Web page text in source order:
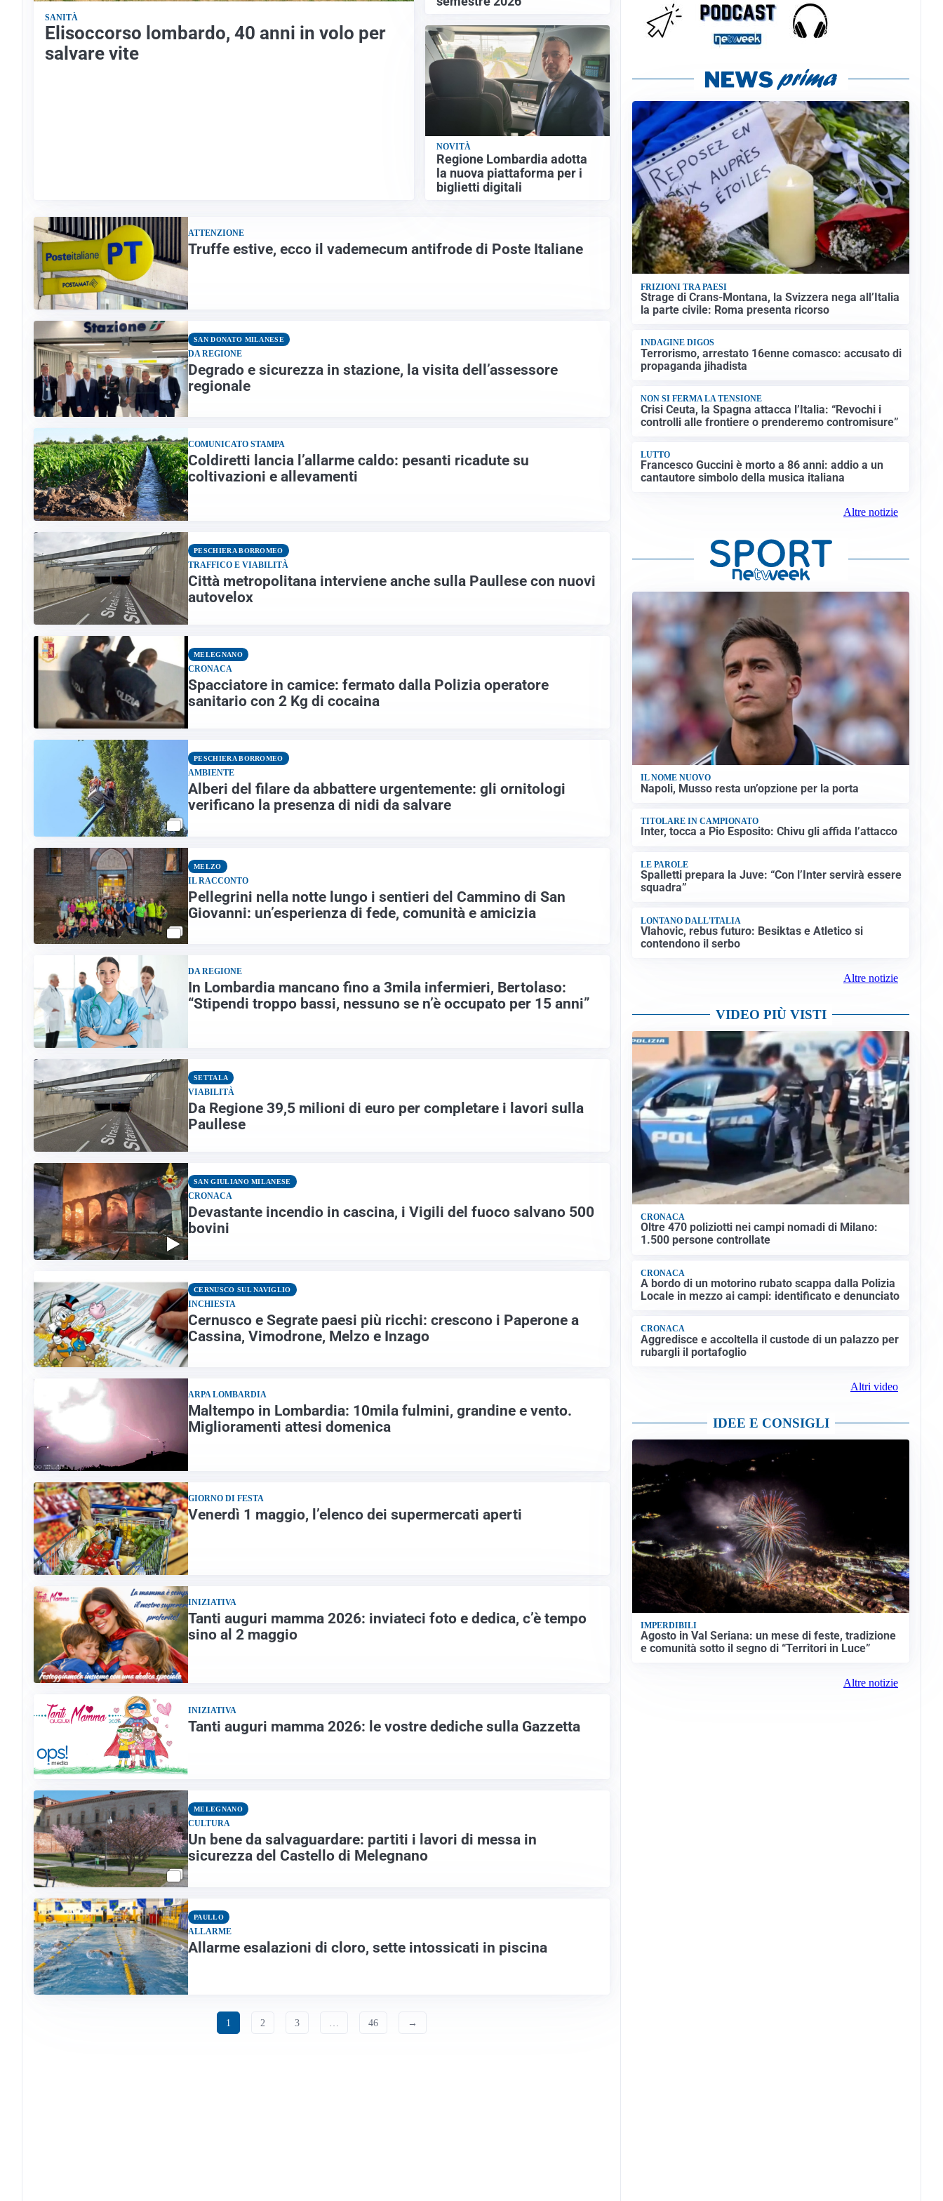
SANITÀ
Elisoccorso lombardo, 40 anni in volo per
salvare vite
NOVITÀ
Regione Lombardia adotta
la nuova piattaforma per i
biglietti digitali
ATTENZIONE
Truffe estive, ecco il vademecum antifrode di Poste Italiane
SAN DONATO MILANESE
DA REGIONE
Degrado e sicurezza in stazione, la visita dell’assessore
regionale
COMUNICATO STAMPA
Coldiretti lancia l’allarme caldo: pesanti ricadute su
coltivazioni e allevamenti
PESCHIERA BORROMEO
TRAFFICO E VIABILITÀ
Città metropolitana interviene anche sulla Paullese con nuovi
autovelox
MELEGNANO
CRONACA
Spacciatore in camice: fermato dalla Polizia operatore
sanitario con 2 Kg di cocaina
PESCHIERA BORROMEO
AMBIENTE
Alberi del filare da abbattere urgentemente: gli ornitologi
verificano la presenza di nidi da salvare
MELZO
IL RACCONTO
Pellegrini nella notte lungo i sentieri del Cammino di San
Giovanni: un’esperienza di fede, comunità e amicizia
DA REGIONE
In Lombardia mancano fino a 3mila infermieri, Bertolaso:
“Stipendi troppo bassi, nessuno se n’è occupato per 15 anni”
SETTALA
VIABILITÀ
Da Regione 39,5 milioni di euro per completare i lavori sulla
Paullese
SAN GIULIANO MILANESE
CRONACA
Devastante incendio in cascina, i Vigili del fuoco salvano 500
bovini
CERNUSCO SUL NAVIGLIO
INCHIESTA
Cernusco e Segrate paesi più ricchi: crescono i Paperone a
Cassina, Vimodrone, Melzo e Inzago
ARPA LOMBARDIA
Maltempo in Lombardia: 10mila fulmini, grandine e vento.
Miglioramenti attesi domenica
GIORNO DI FESTA
Venerdì 1 maggio, l’elenco dei supermercati aperti
INIZIATIVA
Tanti auguri mamma 2026: inviateci foto e dedica, c’è tempo
sino al 2 maggio
INIZIATIVA
Tanti auguri mamma 2026: le vostre dediche sulla Gazzetta
MELEGNANO
CULTURA
Un bene da salvaguardare: partiti i lavori di messa in
sicurezza del Castello di Melegnano
PAULLO
ALLARME
Allarme esalazioni di cloro, sette intossicati in piscina
1 2 3 46 →
FRIZIONI TRA PAESI
Strage di Crans-Montana, la Svizzera nega all’Italia
la parte civile: Roma presenta ricorso
INDAGINE DIGOS
Terrorismo, arrestato 16enne comasco: accusato di
propaganda jihadista
NON SI FERMA LA TENSIONE
Crisi Ceuta, la Spagna attacca l’Italia: “Revochi i
controlli alle frontiere o prenderemo contromisure”
LUTTO
Francesco Guccini è morto a 86 anni: addio a un
cantautore simbolo della musica italiana
Altre notizie
IL NOME NUOVO
Napoli, Musso resta un’opzione per la porta
TITOLARE IN CAMPIONATO
Inter, tocca a Pio Esposito: Chivu gli affida l’attacco
LE PAROLE
Spalletti prepara la Juve: “Con l’Inter servirà essere
squadra”
LONTANO DALL'ITALIA
Vlahovic, rebus futuro: Besiktas e Atletico si
contendono il serbo
Altre notizie
VIDEO PIÙ VISTI
CRONACA
Oltre 470 poliziotti nei campi nomadi di Milano:
1.500 persone controllate
CRONACA
A bordo di un motorino rubato scappa dalla Polizia
Locale in mezzo ai campi: identificato e denunciato
CRONACA
Aggredisce e accoltella il custode di un palazzo per
rubargli il portafoglio
Altri video
IDEE E CONSIGLI
IMPERDIBILI
Agosto in Val Seriana: un mese di feste, tradizione
e comunità sotto il segno di “Territori in Luce”
Altre notizie